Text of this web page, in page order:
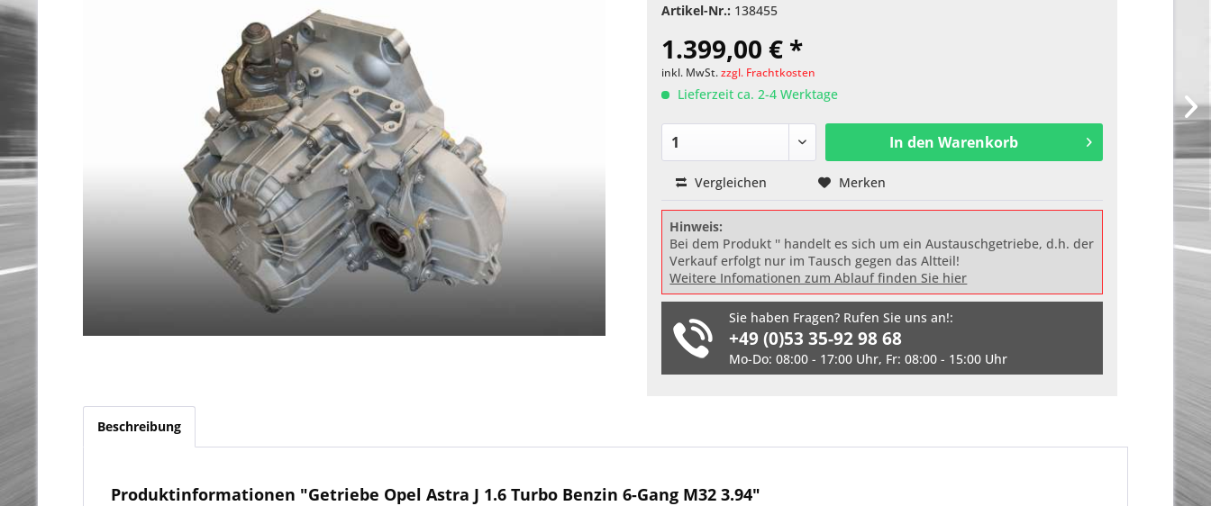
Artikel-Nr.: 138455
1.399,00 € *
inkl. MwSt.zzgl. Frachtkosten
Lieferzeit ca. 2-4 Werktage
In den Warenkorb
Vergleichen Merken
Hinweis:
Bei dem Produkt '' handelt es sich um ein Austauschgetriebe, d.h. der
Verkauf erfolgt nur im Tausch gegen das Altteil!
Weitere Infomationen zum Ablauf finden Sie hier
Sie haben Fragen? Rufen Sie uns an!:
+49 (0)53 35-92 98 68
Mo-Do: 08:00 - 17:00 Uhr, Fr: 08:00 - 15:00 Uhr
Beschreibung
Produktinformationen "Getriebe Opel Astra J 1.6 Turbo Benzin 6-Gang M32 3.94"